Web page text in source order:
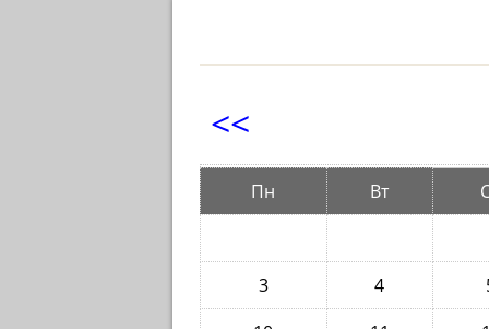
<<
Пн Вт
3
4